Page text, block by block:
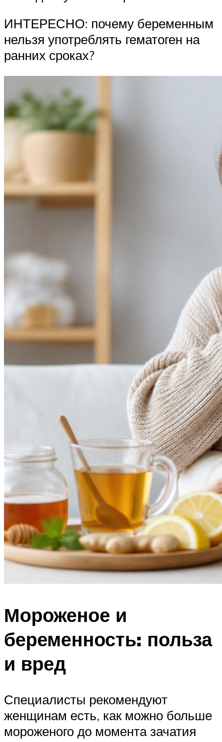
ИНТЕРЕСНО: почему беременным
нельзя употреблять гематоген на
ранних сроках?
Мороженое и
беременность: польза
и вред
Специалисты рекомендуют
женщинам есть, как можно больше
мороженого до момента зачатия